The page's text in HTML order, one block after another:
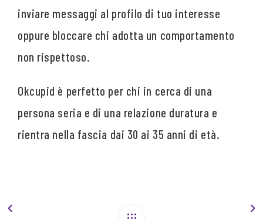
inviare messaggi al profilo di tuo interesse
oppure bloccare chi adotta un comportamento
non rispettoso.
Okcupid è perfetto per chi in cerca di una
persona seria e di una relazione duratura e
rientra nella fascia dai 30 ai 35 anni di età.